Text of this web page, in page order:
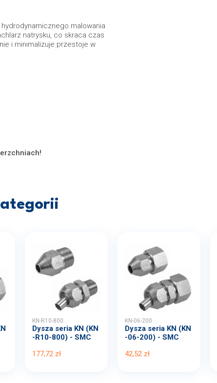
hydrodynamicznego malowania
natrysku, co skraca czas
i minimalizuje przestoje w
KN-R10-800
Dysza seria KN (KN
-R10-800) - SMC
177,72 zł
KN-06-200
Dysza seria KN (KN
-06-200) - SMC
42,52 zł